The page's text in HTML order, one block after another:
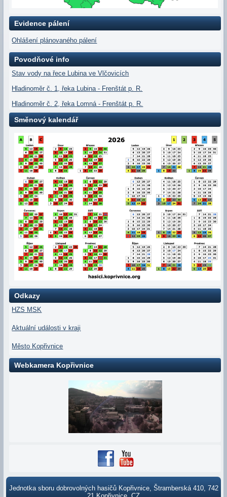
Evidence pálení
Ohlášení plánovaného pálení
Povodňové info
Stav vody na řece Lubina ve Vlčovicích
Hladinoměr č. 1, řeka Lubina - Frenštát p. R.
Hladinoměr č. 2, řeka Lomná - Frenštát p. R.
Směnový kalendář
Odkazy
HZS MSK
Aktuální události v kraji
Město Kopřivnice
Webkamera Kopřivnice
Jednotka sboru dobrovolných hasičů Kopřivnice, Štramberská 410, 742